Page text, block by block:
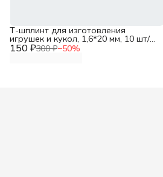
150 ₽300 ₽−50%
Т-шплинт для изготовления
игрушек и кукол, 1,6*20 мм, 10 шт/
упак, Айрис